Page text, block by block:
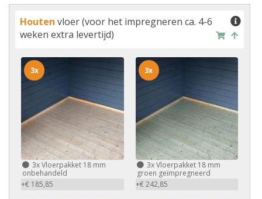
Houten vloer (voor het impregneren ca. 4-6
weken extra levertijd)
3xVloerpakket 18 mm
onbehandeld
+€ 185,85
3x
3xVloerpakket 18 mm
groen geïmpregneerd
+€ 242,85
3x